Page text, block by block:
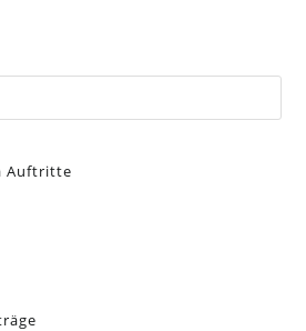
Auftritte